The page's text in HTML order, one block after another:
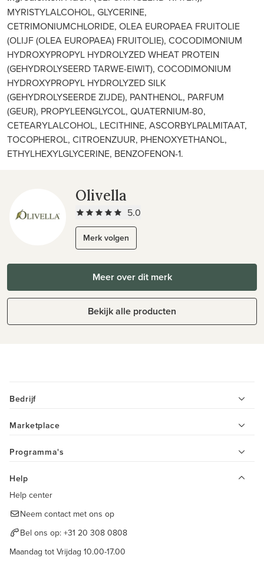
MYRISTYLALCOHOL, GLYCERINE,
CETRIMONIUMCHLORIDE, OLEA EUROPAEA FRUITOLIE
(OLIJF (OLEA EUROPAEA) FRUITOLIE), COCODIMONIUM
HYDROXYPROPYL HYDROLYZED WHEAT PROTEIN
(GEHYDROLYSEERD TARWE-EIWIT), COCODIMONIUM
HYDROXYPROPYL HYDROLYZED SILK
(GEHYDROLYSEERDE ZIJDE), PANTHENOL, PARFUM
(GEUR), PROPYLEENGLYCOL, QUATERNIUM-80,
CETEARYLALCOHOL, LECITHINE, ASCORBYLPALMITAAT,
TOCOPHEROL, CITROENZUUR, PHENOXYETHANOL,
ETHYLHEXYLGLYCERINE, BENZOFENON-1.
Olivella
5.0
Merk volgen
Meer over dit merk
Bekijk alle producten
Bedrijf
Marketplace
Programma's
Help
Help center
Neem contact met ons op
Bel ons op: +31 20 308 0808
Maandag tot Vrijdag 10.00-17.00